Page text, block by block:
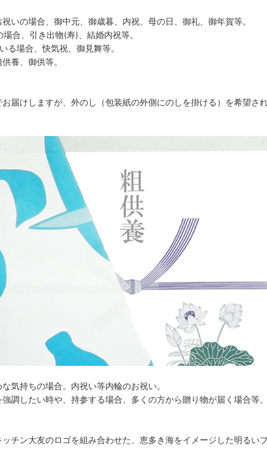
いの場合、御中元、御歳暮、内祝、母の日、御礼、御年賀等。
合、引き出物(寿)、結婚内祝等。
る場合、快気祝、御見舞等。
養、御供等。
届けしますが、外のし（包装紙の外側にのしを掛ける）を希望さ
気持ちの場合。内祝い等内輪のお祝い。
調したい時や、持参する場合、多くの方から贈り物が届く場合等
チン大友のロゴを組み合わせた、恵多き海をイメージした明るい